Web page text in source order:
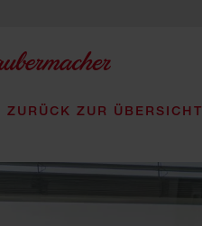
ZURÜCK ZUR ÜBERSICHT